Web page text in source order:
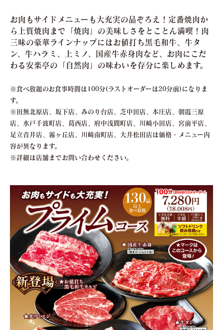
お肉もサイドメニューも大充実の品ぞろえ！定番焼肉か
ら上質焼肉まで「焼肉」の美味しさをとことん満喫！肉
三昧の豪華ラインナップにはお値打ち黒毛和牛、牛タ
ン、牛ハラミ、上ミノ、国産牛赤身肉など、お肉にこだ
わる安楽亭の「自然肉」の味わいを存分に楽しめます。
※食べ放題のお食事時間は100分(ラストオーダーは20分前)になりま
す。
※田無北原店、坂下店、みのり台店、芝中田店、本庄店、朝霞三原
店、水戸千波町店、葛西店、府中浅間町店、川崎小田店、宮前平店、
足立青井店、霧ヶ丘店、川崎南町店、大井松田店は価格・メニュー内
容が異なります。
※詳細は店舗までお問い合わせください。